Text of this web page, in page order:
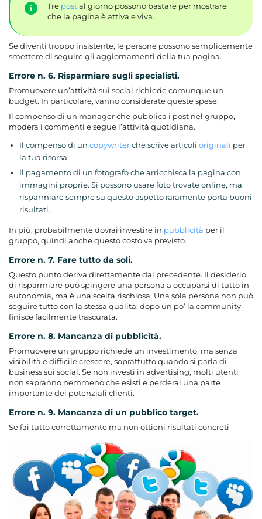
Tre postal giorno possono bastare per mostrare
che la pagina è attiva e viva.
Se diventi troppo insistente, le persone possono semplicemente
smettere di seguire gli aggiornamenti della tua pagina.
Errore n. 6. Risparmiare sugli specialisti.
Promuovere un’attività sui social richiede comunque un
budget. In particolare, vanno considerate queste spese:
Il compenso di un manager che pubblica i post nel gruppo,
modera i commenti e segue l’attività quotidiana.
Il compenso di un copywriterche scrive articoli originali per
la tua risorsa.
Il pagamento di un fotografo che arricchisca la pagina con
immagini proprie. Si possono usare foto trovate online, ma
risparmiare sempre su questo aspetto raramente porta buoni
risultati.
In più, probabilmente dovrai investire in pubblicità per il
gruppo, quindi anche questo costo va previsto.
Errore n. 7. Fare tutto da soli.
Questo punto deriva direttamente dal precedente. Il desiderio
di risparmiare può spingere una persona a occuparsi di tutto in
autonomia, ma è una scelta rischiosa. Una sola persona non può
seguire tutto con la stessa qualità; dopo un po’ la community
finisce facilmente trascurata.
Errore n. 8. Mancanza di pubblicità.
Promuovere un gruppo richiede un investimento, ma senza
visibilità è difficile crescere, soprattutto quando si parla di
business sui social. Se non investi in advertising, molti utenti
non sapranno nemmeno che esisti e perderai una parte
importante dei potenziali clienti.
Errore n. 9. Mancanza di un pubblico target.
Se fai tutto correttamente ma non ottieni risultati concreti